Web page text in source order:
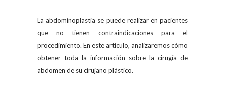
La abdominoplastia se puede realizar en pacientes
que no tienen contraindicaciones para el
procedimiento. En este artículo, analizaremos cómo
obtener toda la información sobre la cirugía de
abdomen de su cirujano plástico.